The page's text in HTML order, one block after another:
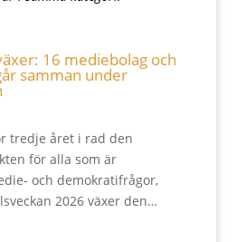
16 mediebolag och
samman under
tredje året i rad den
för alla som är
och demokratifrågor,
2026 växer den…